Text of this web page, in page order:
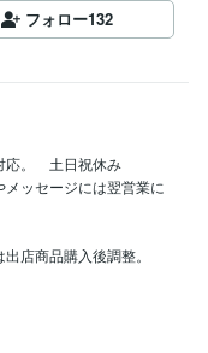
フォロー132
応。　土日祝休み
ッセージには翌営業に
店商品購入後調整。
応は２４時間以内。